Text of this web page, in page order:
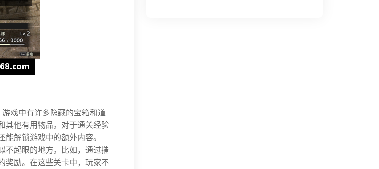
戏中有许多隐藏的宝箱和道
其他有用物品。对于通关经验
解锁游戏中的额外内容。
不起眼的地方。比如，通过摧
奖励。在这些关卡中，玩家不